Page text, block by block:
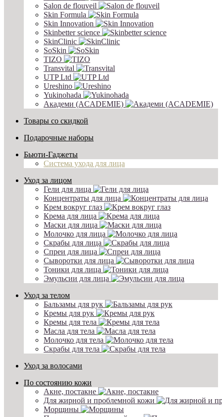
Salon de flouveil
Skin Formula
Skin Innovation
Skinbetter science
SkinСlinic
SoSkin
TIZO
Transvital
UTP Ltd
Ureshino
Yukinohada
Академи (ACADEMIE)
Товары со скидкой
Подарочные наборы
Бьюти-Гаджеты
Система ухода для лица
Уход за лицом
Гели для лица
Концентраты для лица
Крем вокруг глаз
Крема для лица
Маски для лица
Молочко для лица
Скрабы для лица
Спреи для лица
Сыворотки для лица
Тоники для лица
Эмульсии для лица
Уход за телом
Бальзамы для рук
Кремы для рук
Кремы для тела
Масла для тела
Молочко для тела
Скрабы для тела
Уход за волосами
По состоянию кожи
Акне, постакне
Для жирной и проблемной кожи
Морщины